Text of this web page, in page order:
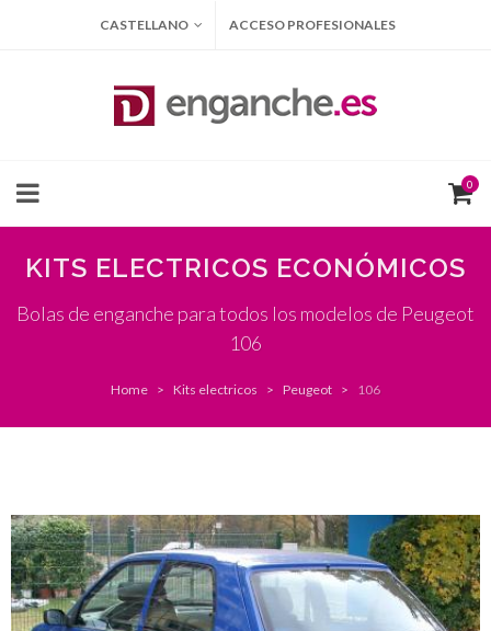
CASTELLANO ACCESO PROFESIONALES
0
KITS ELECTRICOS ECONÓMICOS
Bolas de enganche para todos los modelos de Peugeot
106
Home Kits electricos Peugeot 106